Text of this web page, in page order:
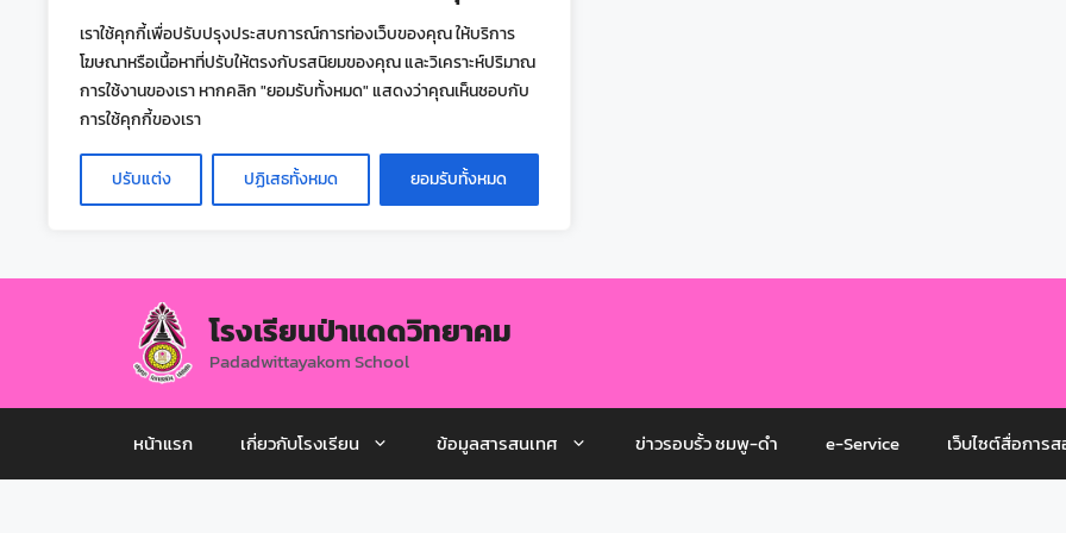
เราใช้คุกกี้เพื่อปรับปรุงประสบการณ์การท่องเว็บของคุณ ให้บริการ
โฆษณาหรือเนื้อหาที่ปรับให้ตรงกับรสนิยมของคุณ และวิเคราะห์ปริมาณ
การใช้งานของเรา หากคลิก "ยอมรับทั้งหมด" แสดงว่าคุณเห็นชอบกับ
การใช้คุกกี้ของเรา
ปรับแต่ง ปฏิเสธทั้งหมด ยอมรับทั้งหมด
โรงเรียนป่าแดดวิทยาคม
Padadwittayakom School
หน้าแรก เกี่ยวกับโรงเรียน ข้อมูลสารสนเทศ ข่าวรอบรั้ว ชมพู-ดำ e-Service เว็บไซต์สื่อการ